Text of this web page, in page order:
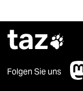
taz
Folgen Sie uns